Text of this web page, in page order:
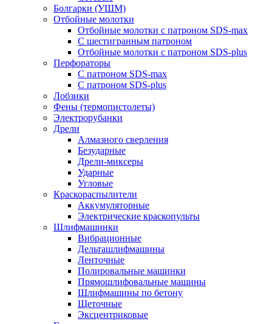
Болгарки (УШМ)
Отбойные молотки
Отбойные молотки с патроном SDS-max
С шестигранным патроном
Отбойные молотки с патроном SDS-plus
Перфораторы
С патроном SDS-max
С патроном SDS-plus
Лобзики
Фены (термопистолеты)
Электрорубанки
Дрели
Алмазного сверления
Безударные
Дрели-миксеры
Ударные
Угловые
Краскораспылители
Аккумуляторные
Электрические краскопульты
Шлифмашинки
Вибрационные
Дельташлифмашины
Ленточные
Полировальные машинки
Прямошлифовальные машины
Шлифмашины по бетону
Щеточные
Эксцентриковые